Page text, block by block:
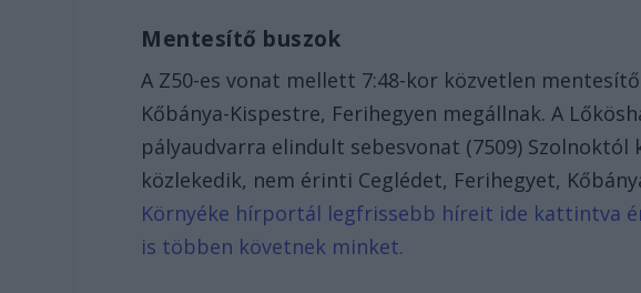
Mentesítő buszok
A Z50-es vonat mellett 7:48-kor közvetlen
Kőbánya-Kispestre, Ferihegyen megállnak. A
pályaudvarra elindult sebesvonat (7509)
közlekedik, nem érinti Ceglédet, Ferihegyet,
Környéke hírportál legfrissebb híreit ide kattintva
is többen követnek minket.